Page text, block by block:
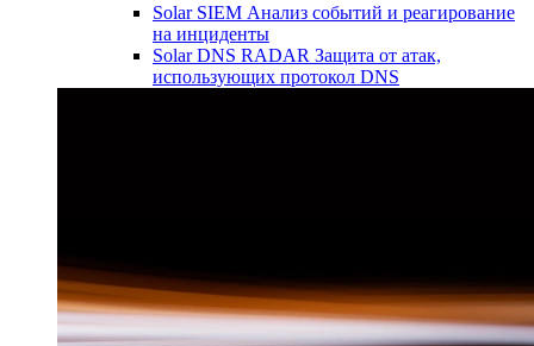
Solar SIEM Анализ событий и реагирование
на инциденты
Solar DNS RADAR Защита от атак,
использующих протокол DNS